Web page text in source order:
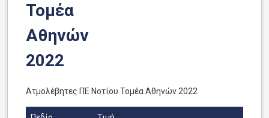
Τομέα
Αθηνών
2022
Ατμολέβητες ΠΕ Νοτίου Τομέα Αθηνών 2022